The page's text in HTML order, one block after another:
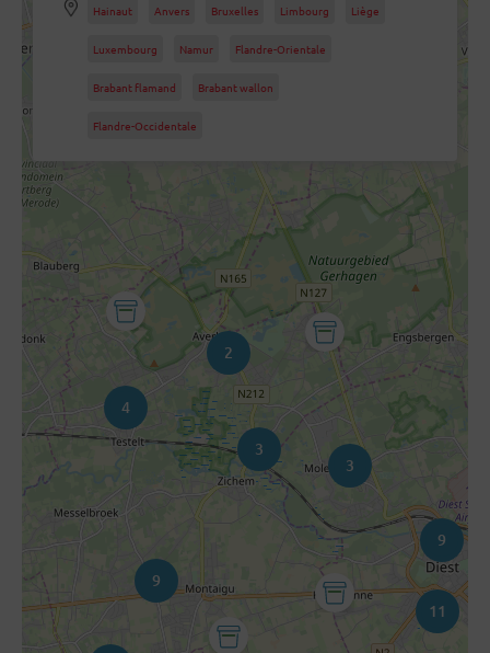
Hainaut Anvers Bruxelles Limbourg Liège
Luxembourg Namur Flandre-Orientale
Brabant flamand Brabant wallon
Flandre-Occidentale
11
3
9
4
2
3
9